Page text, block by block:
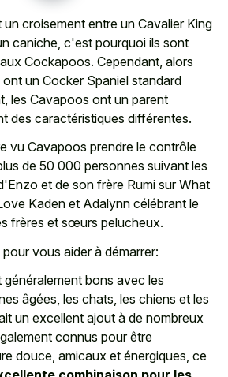
croisement entre un Cavalier King
caniche, c'est pourquoi ils sont
Cockapoos. Cependant, alors
un Cocker Spaniel standard
les Cavapoos ont un parent
des caractéristiques différentes.
vu Cavapoos prendre le contrôle
de 50 000 personnes suivant les
et de son frère Rumi sur What
Kaden et Adalynn célébrant le
frères et sœurs pelucheux.
vous aider à démarrer:
bons avec les
âgées, les chats, les chiens et les
un excellent ajout à de nombreux
connus pour être
douce, amicaux et énergiques, ce